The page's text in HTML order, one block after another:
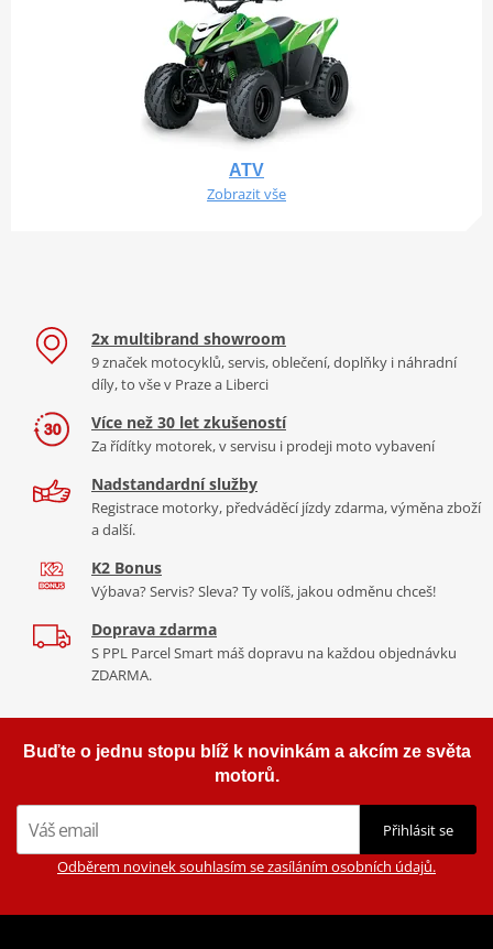
ATV
Zobrazit vše
2x multibrand showroom
9 značek motocyklů, servis, oblečení, doplňky i náhradní
díly, to vše v Praze a Liberci
Více než 30 let zkušeností
Za řídítky motorek, v servisu i prodeji moto vybavení
Nadstandardní služby
Registrace motorky, předváděcí jízdy zdarma, výměna zboží
a další.
K2 Bonus
Výbava? Servis? Sleva? Ty volíš, jakou odměnu chceš!
Doprava zdarma
S PPL Parcel Smart máš dopravu na každou objednávku
ZDARMA.
Buďte o jednu stopu blíž k novinkám a akcím ze světa
motorů.
Přihlásit se
Odběrem novinek souhlasím se zasíláním osobních údajů.